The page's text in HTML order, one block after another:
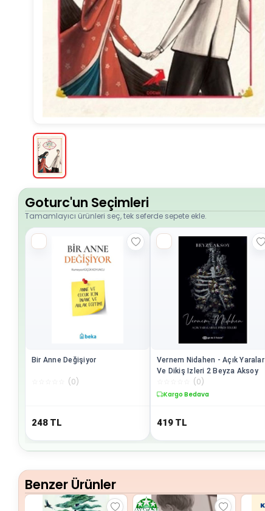
Goturc'un Seçimleri
Tamamlayıcı ürünleri seç, tek seferde sepete ekle.
Bir Anne Değişiyor
(0)
248 TL
Vernem Nidahen - Açık Yaralar
Ve Dikiş Izleri 2 Beyza Aksoy
(0)
Kargo Bedava
419 TL
Benzer Ürünler